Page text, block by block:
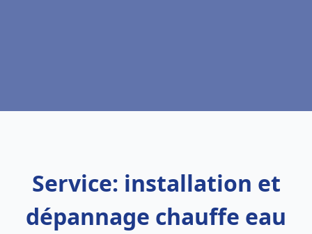
Service: installation et
dépannage chauffe eau